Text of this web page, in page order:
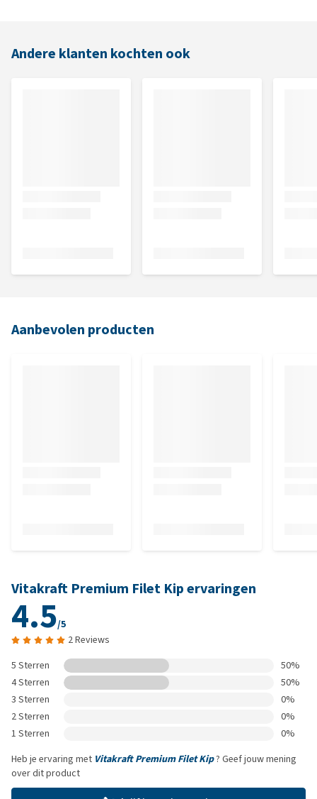
Andere klanten kochten ook
Aanbevolen producten
Vitakraft Premium Filet Kip ervaringen
4.5/5
2 Reviews
5 Sterren
50%
4 Sterren
50%
3 Sterren
0%
2 Sterren
0%
1 Sterren
0%
Heb je ervaring met Vitakraft Premium Filet Kip? Geef jouw mening
over dit product